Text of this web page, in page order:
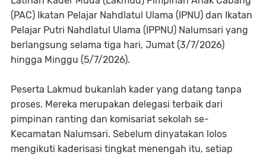
(PAC) Ikatan Pelajar Nahdlatul Ulama (IPNU) dan Ikatan
Pelajar Putri Nahdlatul Ulama (IPPNU) Nalumsari yang
berlangsung selama tiga hari, Jumat (3/7/2026)
hingga Minggu (5/7/2026).
Peserta Lakmud bukanlah kader yang datang tanpa
proses. Mereka merupakan delegasi terbaik dari
pimpinan ranting dan komisariat sekolah se-
Kecamatan Nalumsari. Sebelum dinyatakan lolos
mengikuti kaderisasi tingkat menengah itu, setiap